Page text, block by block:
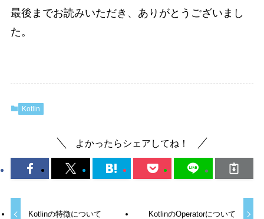
最後までお読みいただき、ありがとうございまし
た。
Kotlin
よかったらシェアしてね！
Kotlinの特徴について KotlinのOperatorについて